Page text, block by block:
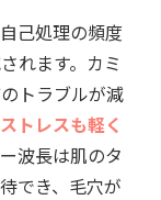
己処理の頻度
れます。カミ
トラブルが減
トレスも軽く
波長は肌のタ
でき、毛穴が